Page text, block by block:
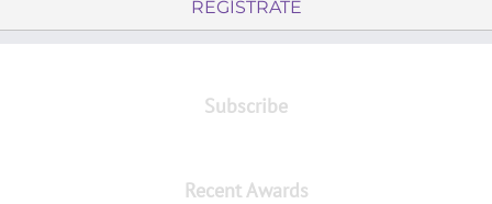
REGÍSTRATE
Subscribe
Recent Awards